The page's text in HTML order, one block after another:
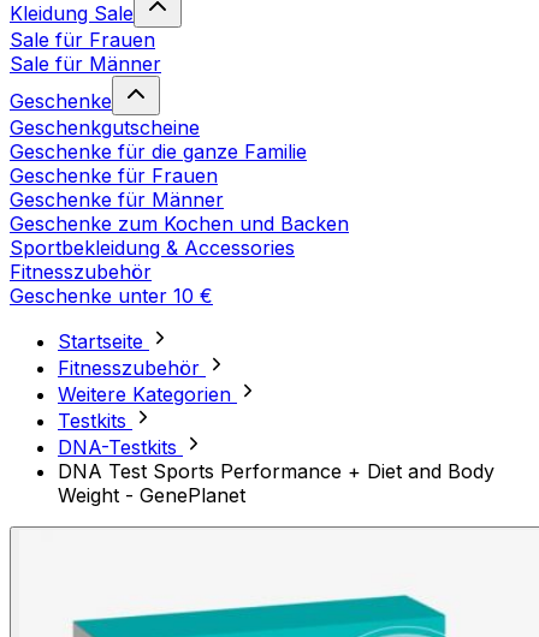
Kleidung Sale
Sale für Frauen
Sale für Männer
Geschenke
Geschenkgutscheine
Geschenke für die ganze Familie
Geschenke für Frauen
Geschenke für Männer
Geschenke zum Kochen und Backen
Sportbekleidung & Accessories
Fitnesszubehör
Geschenke unter 10 €
Startseite
Fitnesszubehör
Weitere Kategorien
Testkits
DNA-Testkits
DNA Test Sports Performance + Diet and Body
Weight - GenePlanet